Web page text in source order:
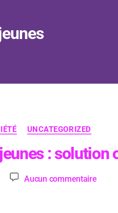
UNCATEGORIZED
: solution
Aucun commentaire